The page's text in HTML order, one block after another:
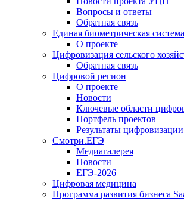
Вопросы и ответы
Обратная связь
Единая биометрическая система
О проекте
Цифровизация сельского
Обратная связь
Цифровой регион
О проекте
Новости
Ключевые области
Портфель проектов
Результаты
Смотри.ЕГЭ
Медиагалерея
Новости
ЕГЭ-2026
Цифровая медицина
Программа развития бизнеса